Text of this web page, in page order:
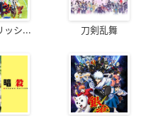
ッシ... 刀剣乱舞